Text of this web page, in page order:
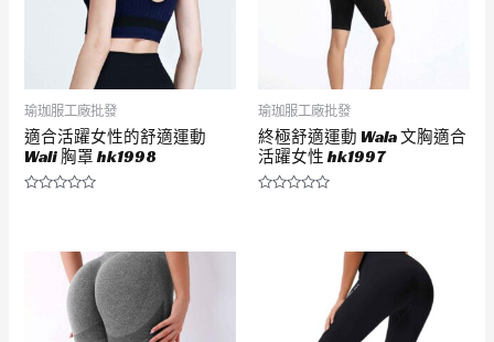
瑜珈服工廠批發
適合活躍女性的舒適運動
Wali 胸罩 hk1998
瑜珈服工廠批發
終極舒適運動 Wala 文胸適合
活躍女性 hk1997